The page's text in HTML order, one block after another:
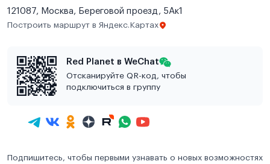
121087, Москва, Береговой проезд, 5Ак1
Построить маршрут в Яндекс.Картах
Red Planet в WeChat
Отсканируйте QR-код, чтобы
подключиться в группу
Подпишитесь, чтобы первыми узнавать о новых возможностях